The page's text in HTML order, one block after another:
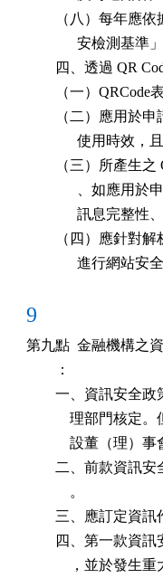
（八）每年
安檢測
四、透過 QR
（一）
（二）應用
使用時
（三）所產
、如應
訊息完
（四）應針
進行網站安
9
第九點  金融機構之
        ：
一、資訊安
理部門
設董（理
二、前款資
            。
三、應訂定資
四、第一款
，並於